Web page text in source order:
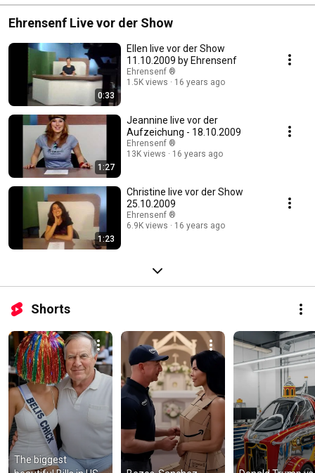
Ehrensenf Live vor der Show
0:33
Ellen live vor der Show
11.10.2009 by Ehrensenf
Ehrensenf ®
1.5K views
16 years ago
1:27
Jeannine live vor der
Aufzeichung - 18.10.2009
Ehrensenf ®
13K views
16 years ago
1:23
Christine live vor der Show
25.10.2009
Ehrensenf ®
6.9K views
16 years ago
Shorts
The biggest